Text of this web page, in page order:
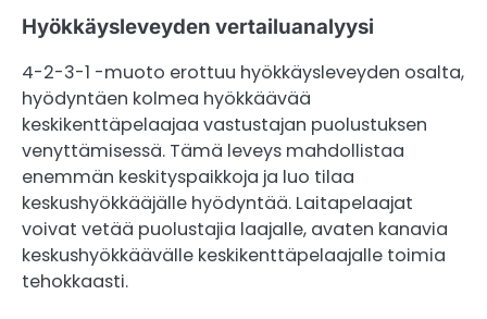
Hyökkäysleveyden vertailuanalyysi
4-2-3-1 -muoto erottuu hyökkäysleveyden osalta,
hyödyntäen kolmea hyökkäävää
keskikenttäpelaajaa vastustajan puolustuksen
venyttämisessä. Tämä leveys mahdollistaa
enemmän keskityspaikkoja ja luo tilaa
keskushyökkääjälle hyödyntää. Laitapelaajat
voivat vetää puolustajia laajalle, avaten kanavia
keskushyökkäävälle keskikenttäpelaajalle toimia
tehokkaasti.